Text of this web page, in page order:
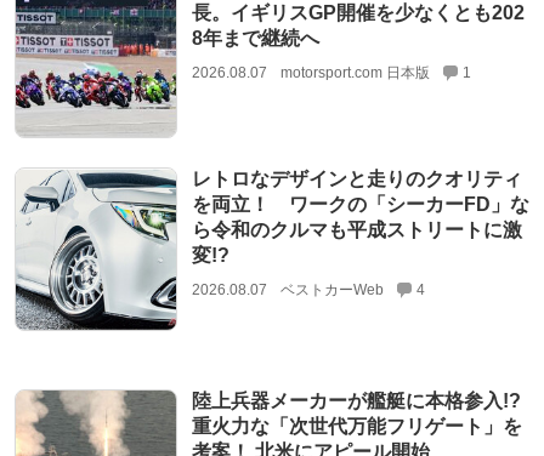
長。イギリスGP開催を少なくとも202
8年まで継続へ
2026.08.07 motorsport.com 日本版 1
レトロなデザインと走りのクオリティ
を両立！ ワークの「シーカーFD」な
ら令和のクルマも平成ストリートに激
変!?
2026.08.07 ベストカーWeb 4
陸上兵器メーカーが艦艇に本格参入!?
重火力な「次世代万能フリゲート」を
考案！ 北米にアピール開始